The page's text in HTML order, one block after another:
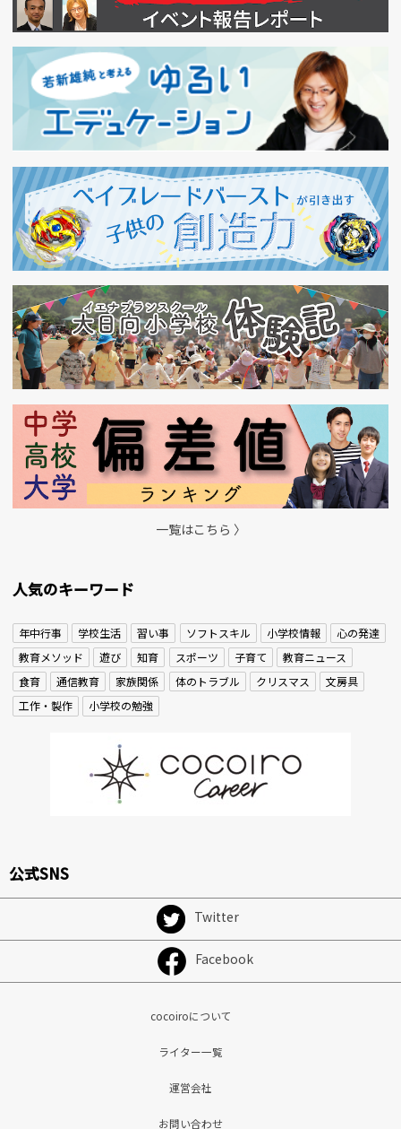
一覧はこちら 〉
人気のキーワード
年中行事 学校生活 習い事 ソフトスキル 小学校情報
心の発達
教育メソッド
遊び 知育 スポーツ 子育て
教育ニュース
食育
通信教育 家族関係 体のトラブル クリスマス
文房具
工作・製作
小学校の勉強
公式SNS
Twitter
Facebook
cocoiroについて
ライター一覧
運営会社
お問い合わせ